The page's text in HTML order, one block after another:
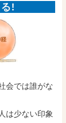
!
会では誰がな
は少ない印象